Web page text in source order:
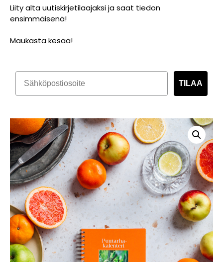
Liity alta uutiskirjetilaajaksi ja saat tiedon
ensimmäisenä!
Maukasta kesää!
TILAA